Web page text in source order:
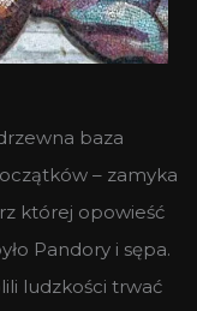
baza
– zamyka
której opowieść
Pandory i sępa.
ludzkości trwać